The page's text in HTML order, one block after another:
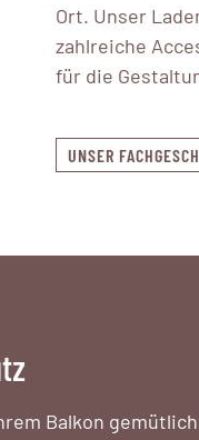
Ort. Unser
zahlreiche
für die
UNSER
Balkon